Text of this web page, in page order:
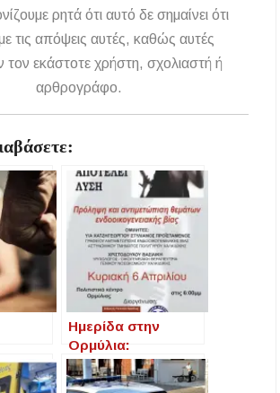
ρητά ότι αυτό δε σημαίνει ότι
τις απόψεις αυτές, καθώς αυτές
τον εκάστοτε χρήστη, σχολιαστή ή
αρθρογράφο.
Ημερίδα στην
Ορμύλια:
Ενώνουμε τις
δυνάμεις μας κατά